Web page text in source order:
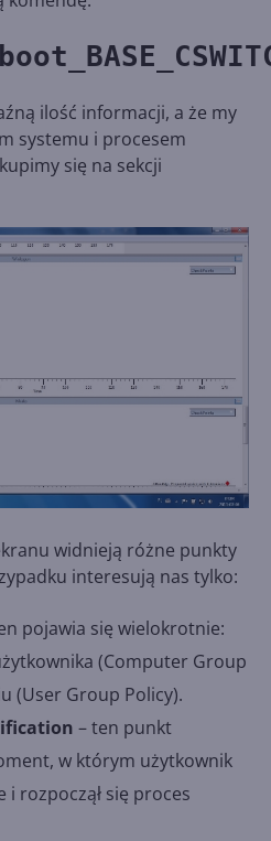
ilość informacji, a że my
systemu i procesem
się na sekcji
widnieją różne punkty
interesują nas tylko:
pojawia się wielokrotnie:
(Computer Group
(User Group Policy).
– ten punkt
w którym użytkownik
i rozpoczął się proces